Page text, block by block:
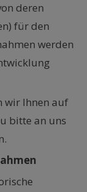
deren
für den
werden
wir Ihnen auf
bitte an uns